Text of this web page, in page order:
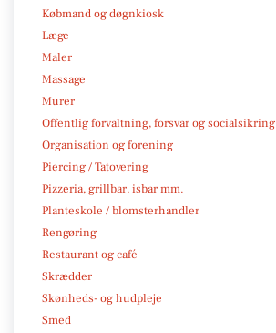
Købmand og døgnkiosk
Læge
Maler
Massage
Murer
Offentlig forvaltning, forsvar og socialsikring
Organisation og forening
Piercing / Tatovering
Pizzeria, grillbar, isbar mm.
Planteskole / blomsterhandler
Rengøring
Restaurant og café
Skrædder
Skønheds- og hudpleje
Smed